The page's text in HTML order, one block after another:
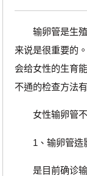
输卵管是生殖
来说是很重要的
会给女性的生育
不通的检查方法
女性输卵管不
1、输卵管造
是目前确诊输